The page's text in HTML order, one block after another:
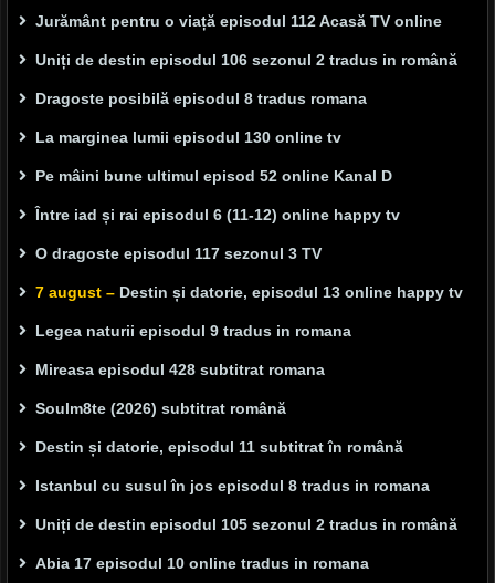
Jurământ pentru o viață episodul 112 Acasă TV online
Uniți de destin episodul 106 sezonul 2 tradus in română
Dragoste posibilă episodul 8 tradus romana
La marginea lumii episodul 130 online tv
Pe mâini bune ultimul episod 52 online Kanal D
Între iad și rai episodul 6 (11-12) online happy tv
O dragoste episodul 117 sezonul 3 TV
7 august – Destin și datorie, episodul 13 online happy tv
Legea naturii episodul 9 tradus in romana
Mireasa episodul 428 subtitrat romana
Soulm8te (2026) subtitrat română
Destin și datorie, episodul 11 subtitrat în română
Istanbul cu susul în jos episodul 8 tradus in romana
Uniți de destin episodul 105 sezonul 2 tradus in română
Abia 17 episodul 10 online tradus in romana